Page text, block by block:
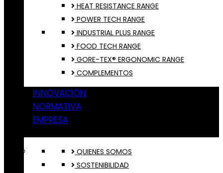
HEAT RESISTANCE RANGE
POWER TECH RANGE
INDUSTRIAL PLUS RANGE
FOOD TECH RANGE
GORE-TEX® ERGONOMIC RANGE
COMPLEMENTOS
INNOVACIÓN
NORMATIVA
EMPRESA
QUIENES SOMOS
SOSTENIBILIDAD